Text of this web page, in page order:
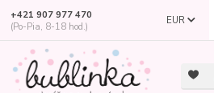
EUR
+421 907 977 470
(Po-Pia, 8-18 hod.)